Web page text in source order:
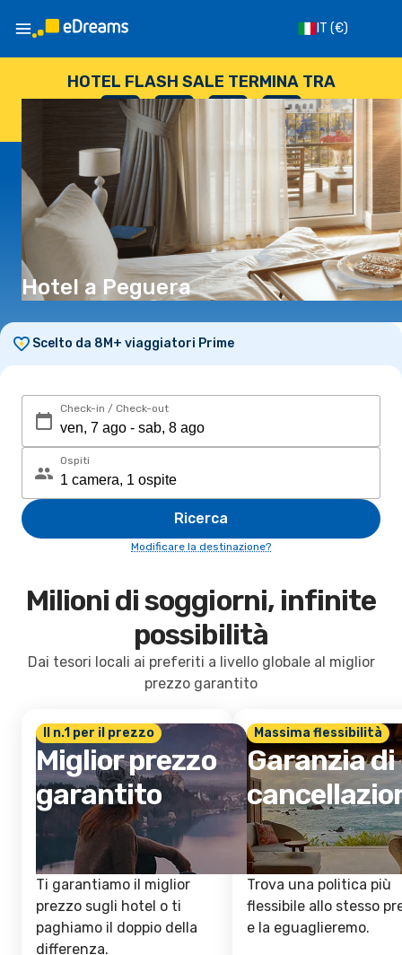
IT (€)
HOTEL FLASH SALE TERMINA TRA
--
GIORNI
: --
ORE
: --
SECONDI
Hotel a Peguera
Scelto da 8M+ viaggiatori Prime
Check-in / Check-out
Ospiti
Ricerca
Modificare la destinazione?
Milioni di soggiorni, infinite
possibilità
Dai tesori locali ai preferiti a livello globale al miglior
prezzo garantito
Il n.1 per il prezzo
Miglior prezzo
garantito
Ti garantiamo il miglior
prezzo sugli hotel o ti
paghiamo il doppio della
differenza.
Massima flessibilità
Garanzia di
Trova una politica più
flessibile allo stesso
e la eguaglieremo.